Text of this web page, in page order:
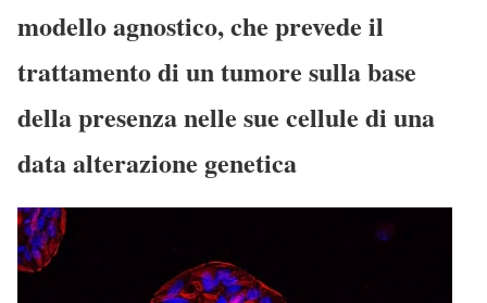
modello agnostico, che prevede il
trattamento di un tumore sulla base
della presenza nelle sue cellule di una
data alterazione genetica